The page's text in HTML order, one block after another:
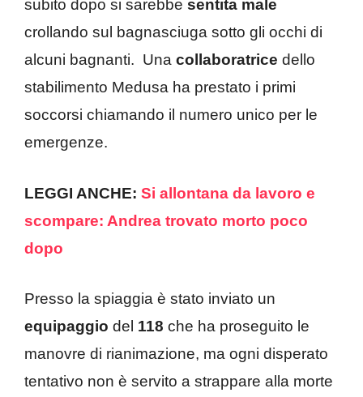
subito dopo si sarebbe sentita male
crollando sul bagnasciuga sotto gli occhi di
alcuni bagnanti. Una collaboratrice dello
stabilimento Medusa ha prestato i primi
soccorsi chiamando il numero unico per le
emergenze.
LEGGI ANCHE: Si allontana da lavoro e
scompare: Andrea trovato morto poco
dopo
Presso la spiaggia è stato inviato un
equipaggio del 118 che ha proseguito le
manovre di rianimazione, ma ogni disperato
tentativo non è servito a strappare alla morte